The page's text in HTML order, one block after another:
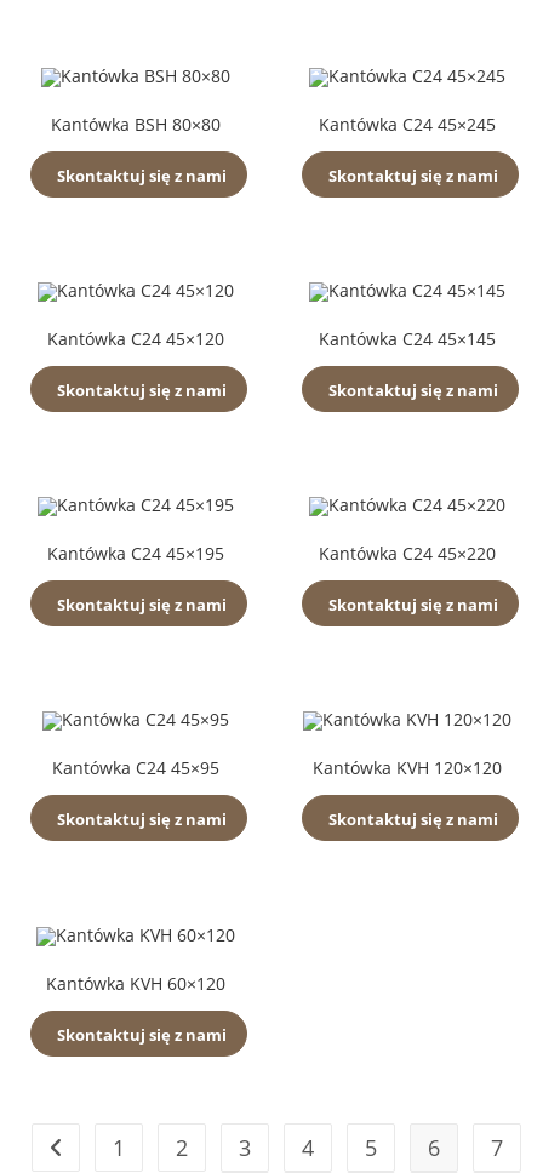
Kantówka BSH 80×80
Skontaktuj się z nami
Kantówka C24 45×245
Skontaktuj się z nami
Kantówka C24 45×120
Skontaktuj się z nami
Kantówka C24 45×145
Skontaktuj się z nami
Kantówka C24 45×195
Skontaktuj się z nami
Kantówka C24 45×220
Skontaktuj się z nami
Kantówka C24 45×95
Skontaktuj się z nami
Kantówka KVH 120×120
Skontaktuj się z nami
Kantówka KVH 60×120
Skontaktuj się z nami
1 2 3 4 5 6
7